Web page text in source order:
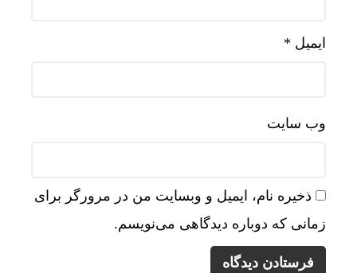
ایمیل *
وب‌ سایت
ذخیره نام، ایمیل و وبسایت من در مرورگر برای
زمانی که دوباره دیدگاهی می‌نویسم.